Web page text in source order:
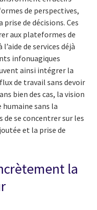
de perspectives,
de décisions. Ces
aux plateformes de
de services déjà
infonuagiques
ainsi intégrer la
de travail sans devoir
bien des cas, la vision
sans la
de se concentrer sur les
et la prise de
la